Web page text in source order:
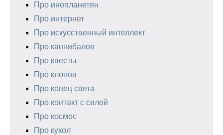
Про инопланетян
Про интернет
Про искусственный интеллект
Про каннибалов
Про квесты
Про клонов
Про конец света
Про контакт с силой
Про космос
Про кукол